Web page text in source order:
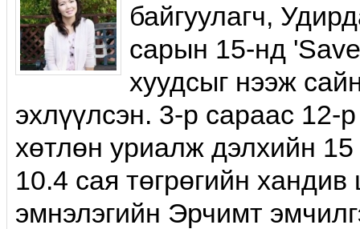
байгуулагч,
сарын 15-нд
хуудсыг нээж
эхлүүлсэн. 3-р сараас 12-
хөтлөн уриалж дэлхийн
10.4 сая төгрөгийн
эмнэлэгийн Эрчимт